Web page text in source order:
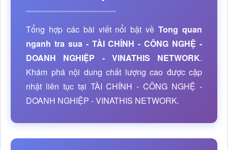
Tổng hợp các bài viết nổi bật vềTong quan
nganh tra sua - TÀI CHÍNH - CÔNG NGHỆ -
DOANH NGHIỆP - VINATHIS NETWORK.
Khám phá nội dung chất lượng cao được cập
nhật liên tục tại TÀI CHÍNH - CÔNG NGHỆ -
DOANH NGHIỆP - VINATHIS NETWORK.